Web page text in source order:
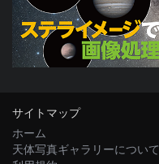
サイトマップ
ホーム
天体写真ギャラリーについて